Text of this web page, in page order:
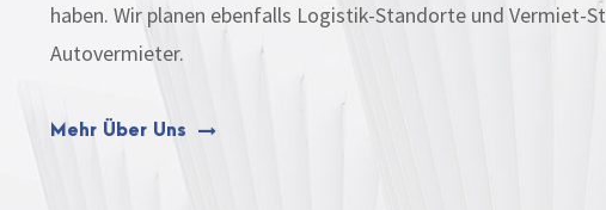
haben. Wir planen ebenfalls Logistik-Standorte und Vermiet-
Autovermieter.
Mehr Über Uns